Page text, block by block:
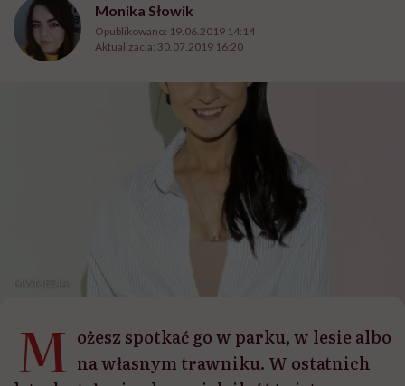
Monika Słowik
Opublikowano: 19.06.2019 14:14
Aktualizacja: 30.07.2019 16:20
M ożesz spotkać go w parku, w lesie albo
na własnym trawniku. W ostatnich